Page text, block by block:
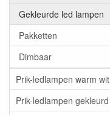
Gekleurde led lampen
Pakketten
Dimbaar
Prik-ledlampen warm wit
Prik-ledlampen gekleurd